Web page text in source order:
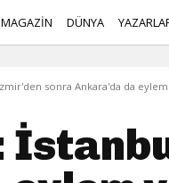
MAGAZİN DÜNYA
sonra Ankara'da da eylem